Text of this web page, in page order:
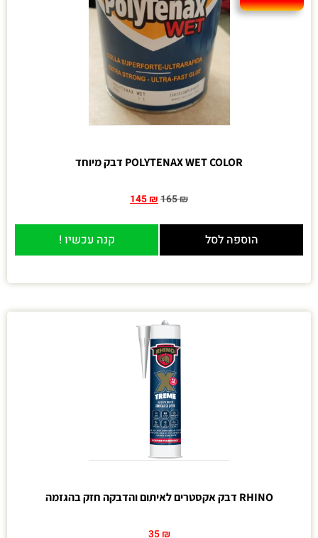
POLYTENAX WET COLOR דבק מיוחד
165₪
145₪
הוספה לסל קנה עכשיו !
RHINO דבק אקסטרים לאיתום והדבקה חזק בהגזמה
35 ₪